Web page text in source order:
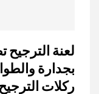
لعنة
بجدارة
ركلات